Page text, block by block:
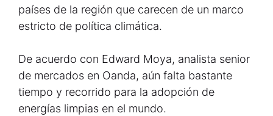
países de la región que carecen de un marco
estricto de política climática.
De acuerdo con Edward Moya, analista senior
de mercados en Oanda, aún falta bastante
tiempo y recorrido para la adopción de
energías limpias en el mundo.